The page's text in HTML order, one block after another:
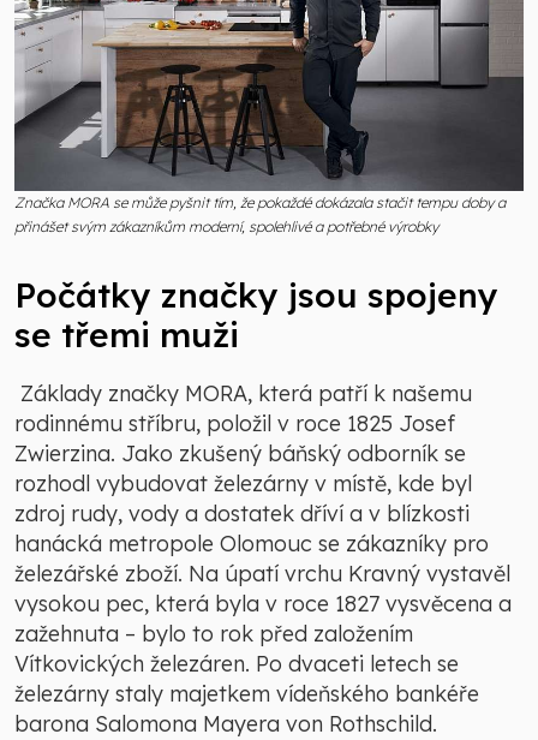
Značka MORA se může pyšnit tím, že pokaždé dokázala stačit tempu doby a
přinášet svým zákazníkům moderní, spolehlivé a potřebné výrobky
Počátky značky jsou spojeny
se třemi muži
Základy značky MORA, která patří k našemu
rodinnému stříbru, položil v roce 1825 Josef
Zwierzina. Jako zkušený báňský odborník se
rozhodl vybudovat železárny v místě, kde byl
zdroj rudy, vody a dostatek dříví a v blízkosti
hanácká metropole Olomouc se zákazníky pro
železářské zboží. Na úpatí vrchu Kravný vystavěl
vysokou pec, která byla v roce 1827 vysvěcena a
zažehnuta – bylo to rok před založením
Vítkovických železáren. Po dvaceti letech se
železárny staly majetkem vídeňského bankéře
barona Salomona Mayera von Rothschild.